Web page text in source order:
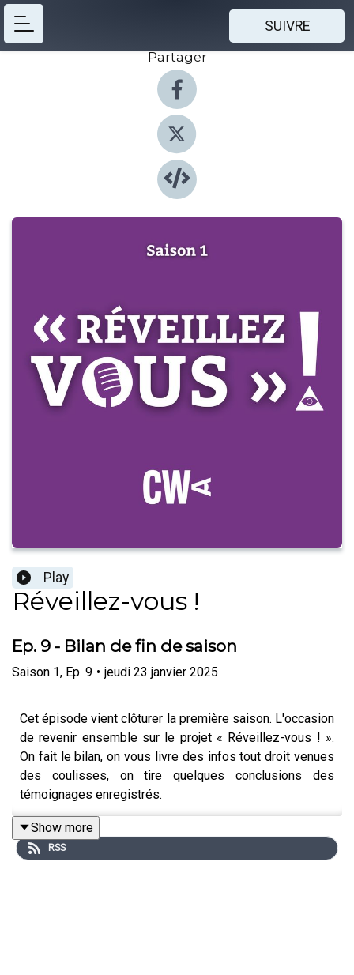
SUIVRE
Partager
Play
Réveillez-vous !
Ep. 9 - Bilan de fin de saison
Saison 1, Ep. 9 • jeudi 23 janvier 2025
Cet épisode vient clôturer la première saison. L'occasion
de revenir ensemble sur le projet « Réveillez-vous ! ».
On fait le bilan, on vous livre des infos tout droit venues
des coulisses, on tire quelques conclusions des
témoignages enregistrés.
Cet épisode est présenté, écrit et réalisé par Perrine
Show more
RSS